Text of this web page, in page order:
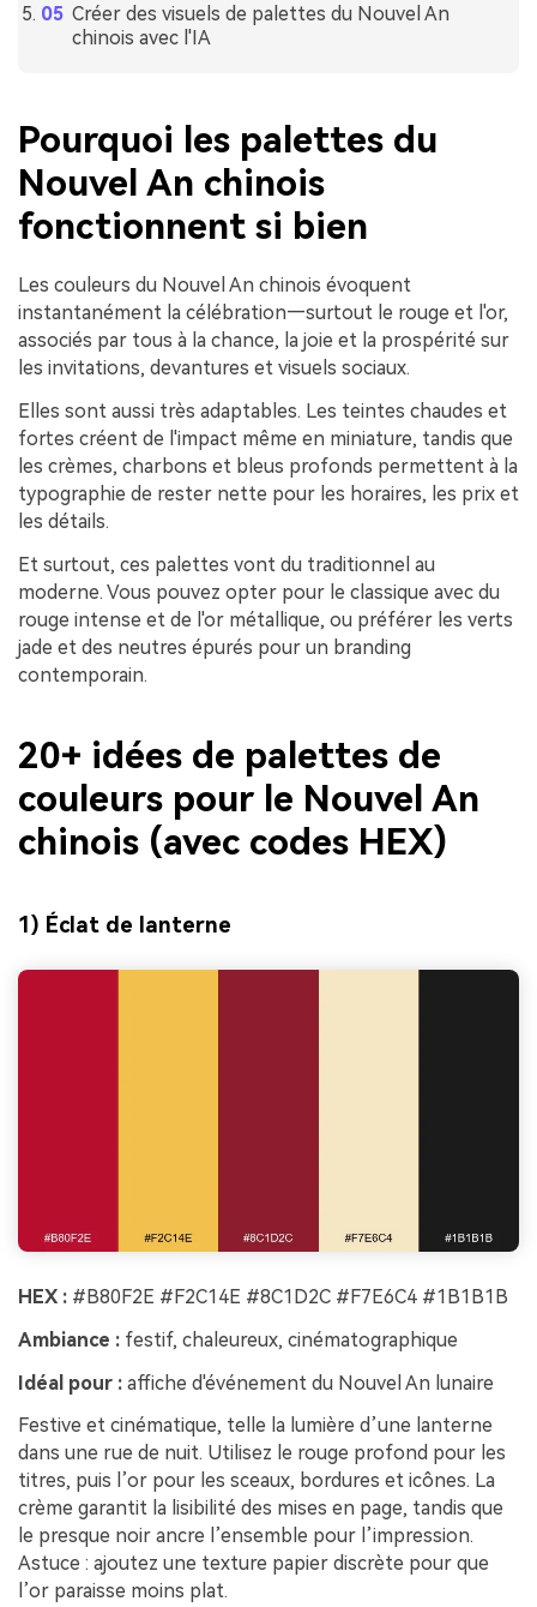
Créer des visuels de palettes du Nouvel An
chinois avec l'IA
Pourquoi les palettes du
Nouvel An chinois
fonctionnent si bien
Les couleurs du Nouvel An chinois évoquent
instantanément la célébration—surtout le rouge et l'or,
associés par tous à la chance, la joie et la prospérité sur
les invitations, devantures et visuels sociaux.
Elles sont aussi très adaptables. Les teintes chaudes et
fortes créent de l'impact même en miniature, tandis que
les crèmes, charbons et bleus profonds permettent à la
typographie de rester nette pour les horaires, les prix et
les détails.
Et surtout, ces palettes vont du traditionnel au
moderne. Vous pouvez opter pour le classique avec du
rouge intense et de l'or métallique, ou préférer les verts
jade et des neutres épurés pour un branding
contemporain.
20+ idées de palettes de
couleurs pour le Nouvel An
chinois (avec codes HEX)
1) Éclat de lanterne
HEX : #B80F2E #F2C14E #8C1D2C #F7E6C4 #1B1B1B
Ambiance : festif, chaleureux, cinématographique
Idéal pour : affiche d'événement du Nouvel An lunaire
Festive et cinématique, telle la lumière d’une lanterne
dans une rue de nuit. Utilisez le rouge profond pour les
titres, puis l’or pour les sceaux, bordures et icônes. La
crème garantit la lisibilité des mises en page, tandis que
le presque noir ancre l’ensemble pour l’impression.
Astuce : ajoutez une texture papier discrète pour que
l’or paraisse moins plat.